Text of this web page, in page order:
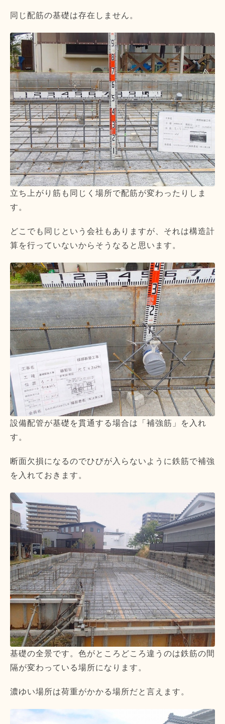
同じ配筋の基礎は存在しません。
立ち上がり筋も同じく場所で配筋が変わったりしま
す。
どこでも同じという会社もありますが、それは構造計
算を行っていないからそうなると思います。
設備配管が基礎を貫通する場合は「補強筋」を入れ
す。
断面欠損になるのでひびが入らないように鉄筋で補強
を入れておきます。
基礎の全景です。色がところどころ違うのは鉄筋の間
隔が変わっている場所になります。
濃ゆい場所は荷重がかかる場所だと言えます。